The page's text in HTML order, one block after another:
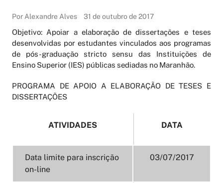
Por Alexandre Alves 31 de outubro de 2017
Objetivo: Apoiar a elaboração de dissertações e teses
desenvolvidas por estudantes vinculados aos programas
de pós-graduação stricto sensu das Instituições de
Ensino Superior (IES) públicas sediadas no Maranhão.
PROGRAMA DE APOIO A ELABORAÇÃO DE TESES E
DISSERTAÇÕES
ATIVIDADES DATA
Data limite para inscrição
on-line
03/07/2017